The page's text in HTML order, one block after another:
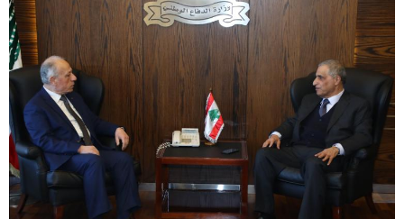
التنقل